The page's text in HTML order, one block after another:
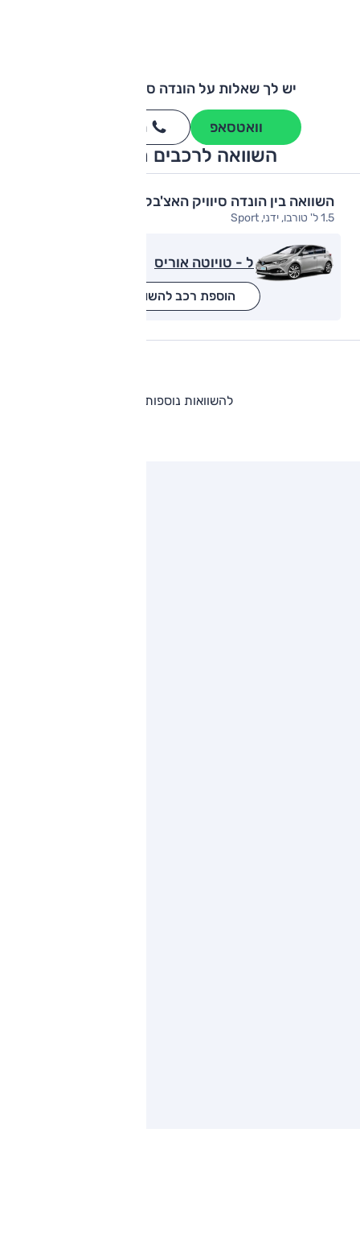
יש לך שאלות על הונדה סיוויק האצ'בק?
וואטסאפ חייגו
השוואה לרכבים מתחרים
השוואה בין הונדה סיוויק האצ'בק
1.5 ל' טורבו, ידני, Sport
ל - טויוטה אוריס
הוספת רכב להשוואה
להשוואות נוספות